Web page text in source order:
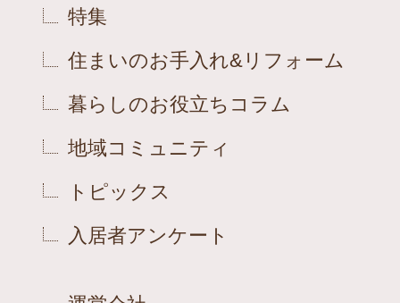
特集
住まいのお手入れ&リフォーム
暮らしのお役立ちコラム
地域コミュニティ
トピックス
入居者アンケート